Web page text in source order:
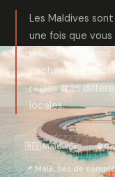
Les Maldives
une fois que
pièges se situent
cachés des
règles très
locales.
🇲🇻 Maldives 🔒
📌 Malé, Îles de